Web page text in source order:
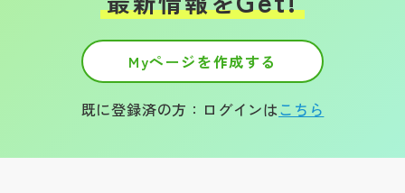
学校HP最新情報
NettyLandかわら版
Myページを作成する
既に登録済の方：ログインはこちら